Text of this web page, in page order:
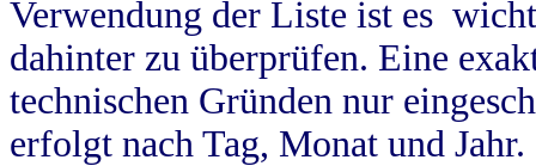
Verwendung der Liste ist es
dahinter zu überprüfen. Eine
technischen Gründen nur
erfolgt nach Tag, Monat und Jahr.